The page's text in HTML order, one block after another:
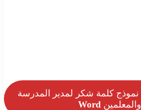
نموذج كلمة شكر لمدير المدرسة
والمعلمين Word